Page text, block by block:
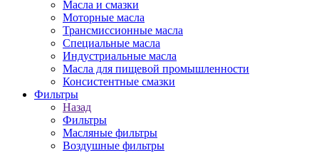
Масла и смазки
Моторные масла
Трансмиссионные масла
Специальные масла
Индустриальные масла
Масла для пищевой промышленности
Консистентные смазки
Фильтры
Назад
Фильтры
Масляные фильтры
Воздушные фильтры